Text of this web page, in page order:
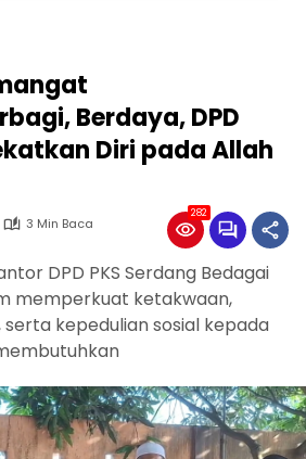
Berdaya, DPD
Diri pada Allah
3 Min Baca
282
DPD PKS Serdang Bedagai
memperkuat ketakwaan,
serta kepedulian sosial kepada